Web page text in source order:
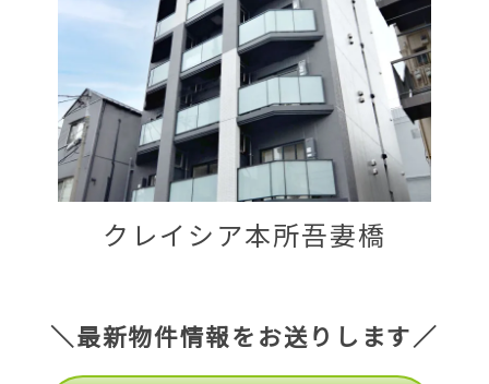
クレイシア本所吾妻橋
＼最新物件情報をお送りします／